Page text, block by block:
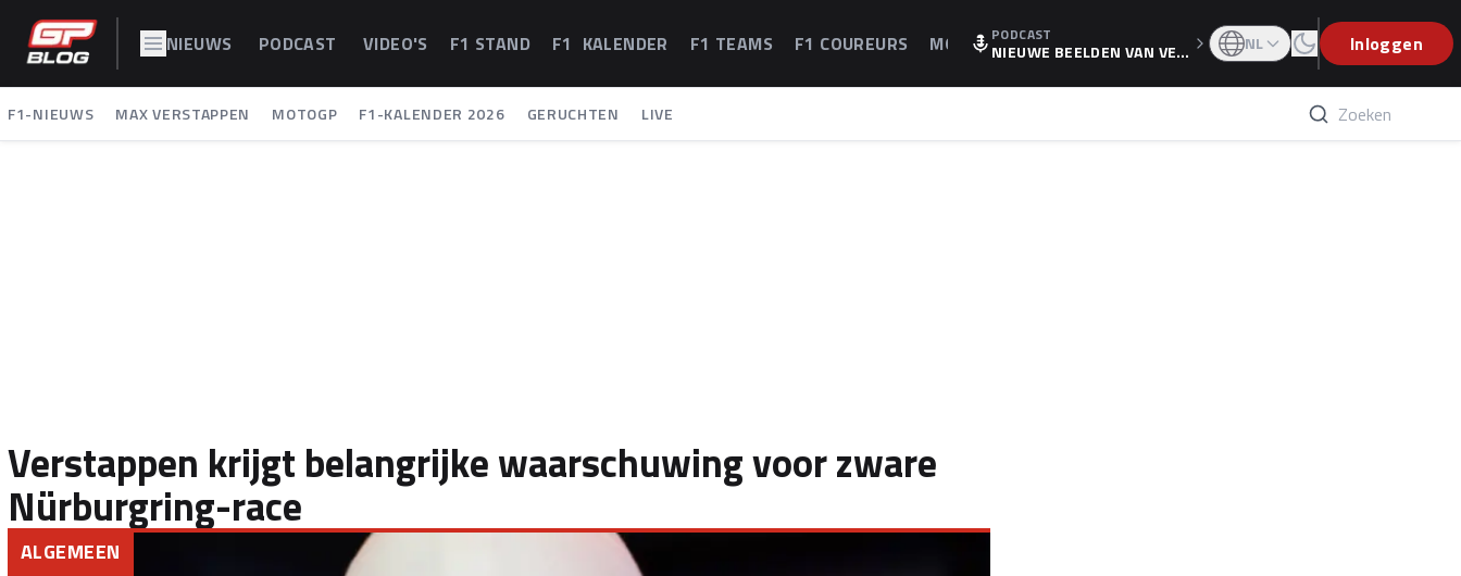
NIEUWS PODCAST VIDEO'S F1 STAND F1 KALENDER F1 TEAMS F1 COUREURS MOTOGPPODCAST
NIEUWE BEELDEN VAN VER
WEET IS ER NU GETEKEND'
NL Inloggen
F1-NIEUWS MAX VERSTAPPEN MOTOGP F1-KALENDER 2026 GERUCHTEN LIVE
Verstappen krijgt belangrijke waarschuwing voor zware
Nürburgring-race
ALGEMEEN